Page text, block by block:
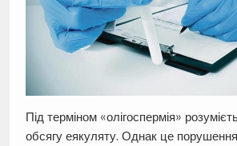
Під терміном «олігоспермія»
обсягу еякуляту. Однак це